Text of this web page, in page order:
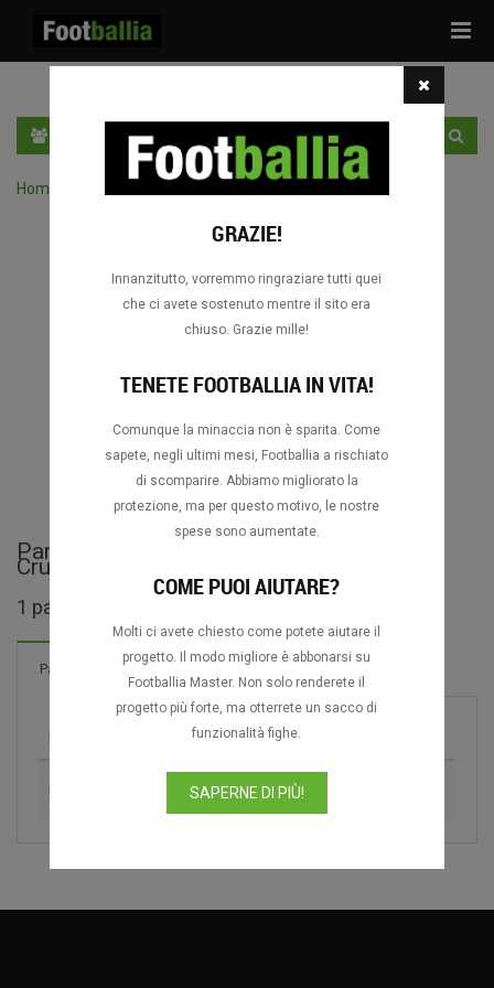
Home
Partite complete di Homenatge a Johan
Cruijff
1 partite trovate
Partite Nuovo!
FC Barcelona vs. Dream Team
GRAZIE!
Innanzitutto, vorremmo ringraziare tutti quei
che ci avete sostenuto mentre il sito era
chiuso. Grazie mille!
TENETE FOOTBALLIA IN VITA!
Comunque la minaccia non è sparita. Come
sapete, negli ultimi mesi, Footballia a rischiato
di scomparire. Abbiamo migliorato la
protezione, ma per questo motivo, le nostre
spese sono aumentate.
COME PUOI AIUTARE?
Molti ci avete chiesto come potete aiutare il
progetto. Il modo migliore è abbonarsi su
Footballia Master. Non solo renderete il
progetto più forte, ma otterrete un sacco di
funzionalità fighe.
SAPERNE DI PIÙ!